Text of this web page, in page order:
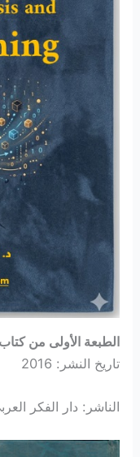
الطبعة الأولى من
تاريخ النشر: 2016
الناشر: دار الفكر